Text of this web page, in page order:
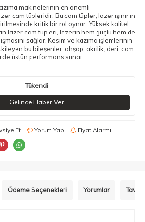
makinelerinin en önemli
cam tüpleridir. Bu cam tüpler, lazer ışınının
kritik bir rol oynar. Yüksek kaliteli
lazer cam tüpleri, lazerin hem güçlü hem de
sağlar. Kesim ve kazıma işlemlerinin
bu bileşenler, ahşap, akrilik, deri, cam
üstün performans sunar.
Tükendi
Gelince Haber Ver
Et Yorum Yap Fiyat Alarmı
Ödeme Seçenekleri Yorumlar